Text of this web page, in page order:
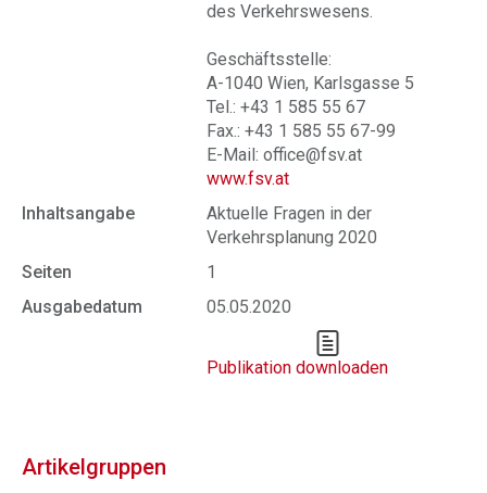
des Verkehrswesens.
Geschäftsstelle:
A-1040 Wien, Karlsgasse 5
Tel.: +43 1 585 55 67
Fax.: +43 1 585 55 67-99
E-Mail: office@fsv.at
www.fsv.at
Inhaltsangabe
Aktuelle Fragen in der
Verkehrsplanung 2020
Seiten
1
Ausgabedatum
05.05.2020
Publikation downloaden
Artikelgruppen